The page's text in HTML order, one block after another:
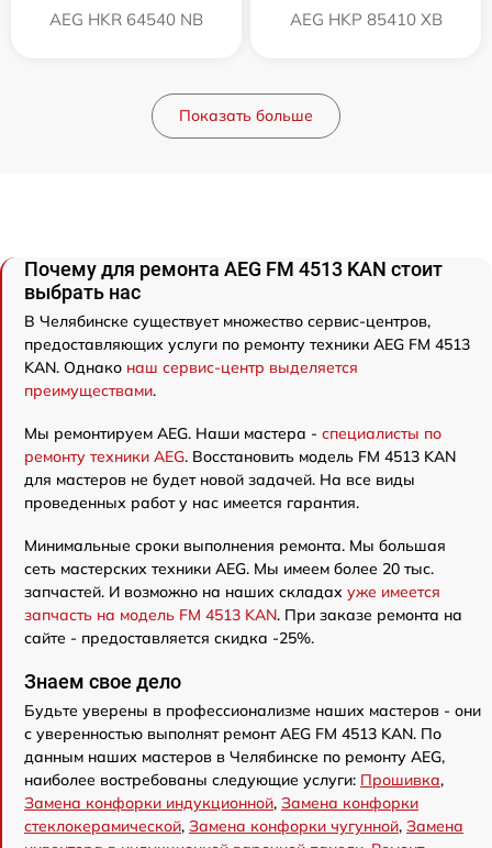
AEG HKR 64540 NB AEG HKP 85410 XB
Показать больше
Почему для ремонта AEG FM 4513 KAN стоит
выбрать нас
В Челябинске существует множество сервис-центров,
предоставляющих услуги по ремонту техники AEG FM 4513
KAN. Однако наш сервис-центр выделяется
преимуществами.
Мы ремонтируем AEG. Наши мастера - специалисты по
ремонту техники AEG. Восстановить модель FM 4513 KAN
для мастеров не будет новой задачей. На все виды
проведенных работ у нас имеется гарантия.
Минимальные сроки выполнения ремонта. Мы большая
сеть мастерских техники AEG. Мы имеем более 20 тыс.
запчастей. И возможно на наших складах уже имеется
запчасть на модель FM 4513 KAN. При заказе ремонта на
сайте - предоставляется скидка -25%.
Знаем свое дело
Будьте уверены в профессионализме наших мастеров - они
с уверенностью выполнят ремонт AEG FM 4513 KAN. По
данным наших мастеров в Челябинске по ремонту AEG,
наиболее востребованы следующие услуги: Прошивка,
Замена конфорки индукционной, Замена конфорки
стеклокерамической, Замена конфорки чугунной, Замена